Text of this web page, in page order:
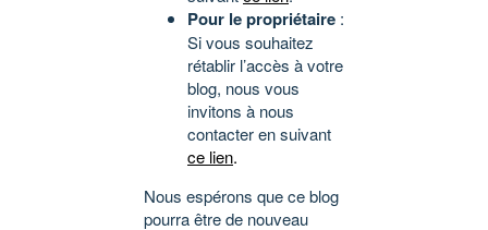
Pour le propriétaire :
Si vous souhaitez
rétablir l’accès à votre
blog, nous vous
invitons à nous
contacter en suivant
ce lien.
Nous espérons que ce blog
pourra être de nouveau